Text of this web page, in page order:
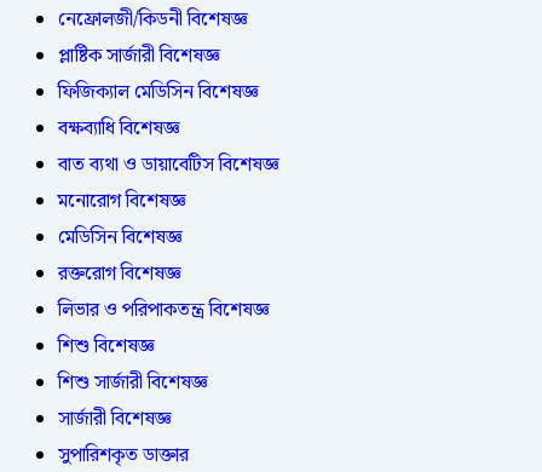
নেফ্রোলজী/কিডনী বিশেষজ্ঞ
প্লাষ্টিক সার্জারী বিশেষজ্ঞ
ফিজিক্যাল মেডিসিন বিশেষজ্ঞ
বক্ষব্যাধি বিশেষজ্ঞ
বাত ব্যথা ও ডায়াবেটিস বিশেষজ্ঞ
মনোরোগ বিশেষজ্ঞ
মেডিসিন বিশেষজ্ঞ
রক্তরোগ বিশেষজ্ঞ
লিভার ও পরিপাকতন্ত্র বিশেষজ্ঞ
শিশু বিশেষজ্ঞ
শিশু সার্জারী বিশেষজ্ঞ
সার্জারী বিশেষজ্ঞ
সুপারিশকৃত ডাক্তার